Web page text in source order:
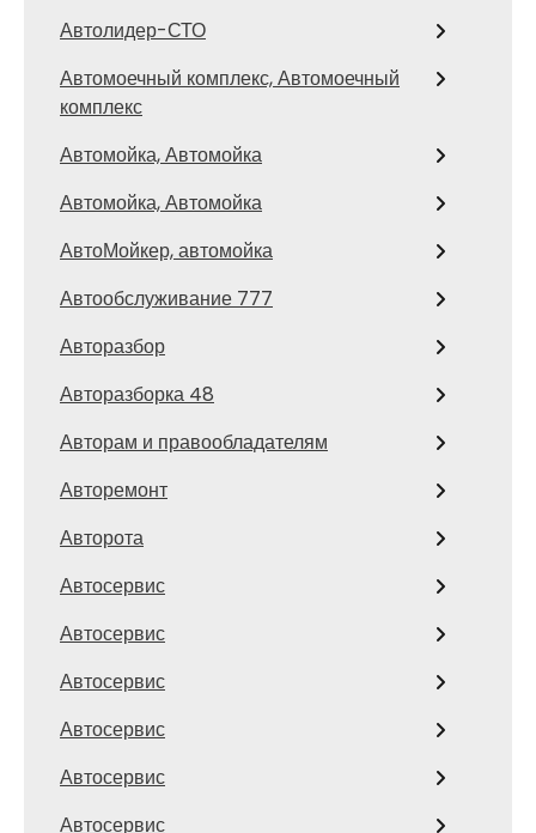
Автолидер-СТО
Автомоечный комплекс, Автомоечный
комплекс
Автомойка, Автомойка
Автомойка, Автомойка
АвтоМойкер, автомойка
Автообслуживание 777
Авторазбор
Авторазборка 48
Авторам и правообладателям
Авторемонт
Авторота
Автосервис
Автосервис
Автосервис
Автосервис
Автосервис
Автосервис